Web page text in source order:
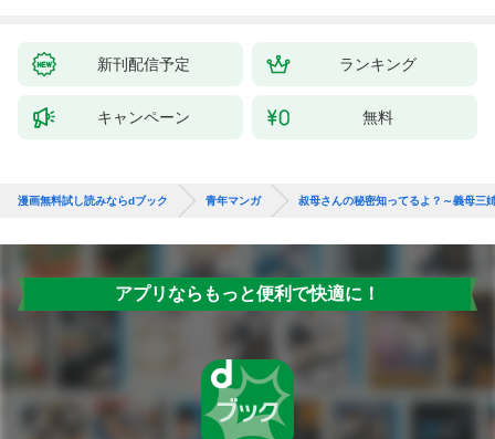
新刊配信予定 ランキング
キャンペーン 無料
漫画無料試し読みならdブック 青年マンガ 叔母さんの秘密知ってるよ？～義母三
アプリならもっと便利で快適に！